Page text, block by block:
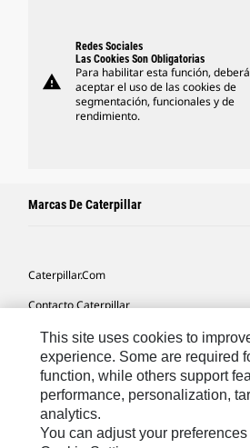
warning
Redes Sociales
Las Cookies Son Obligatorias
Para habilitar esta función, deberá
aceptar el uso de las cookies de
segmentación, funcionales y de
rendimiento.
Marcas De Caterpillar
Caterpillar.com
Contacto Caterpillar
Mis Preferencias De Marketing
Mapa Del Sitio
Cookie Settings
Aviso Legal
This site uses cookies to
experience. Some are required
function, while others support
performance, personalization,
analytics.
You can adjust your